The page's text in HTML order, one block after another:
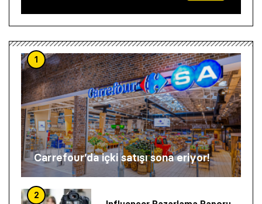
1
Carrefour’da içki satışı sona eriyor!
2